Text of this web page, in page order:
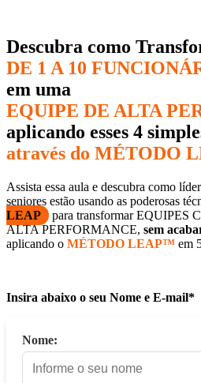
Descubra como
DE 1 A 10
em uma
EQUIPE DE ALTA
aplicando esses 4
através do MÉTODO
Assista essa aula e descubra como
seniores estão usando as poderosas
LEAP
para transformar EQUIPES
ALTA PERFORMANCE, sem
aplicando o MÉTODO LEAP™ em
Insira abaixo o seu Nome e E-mail*
Nome: